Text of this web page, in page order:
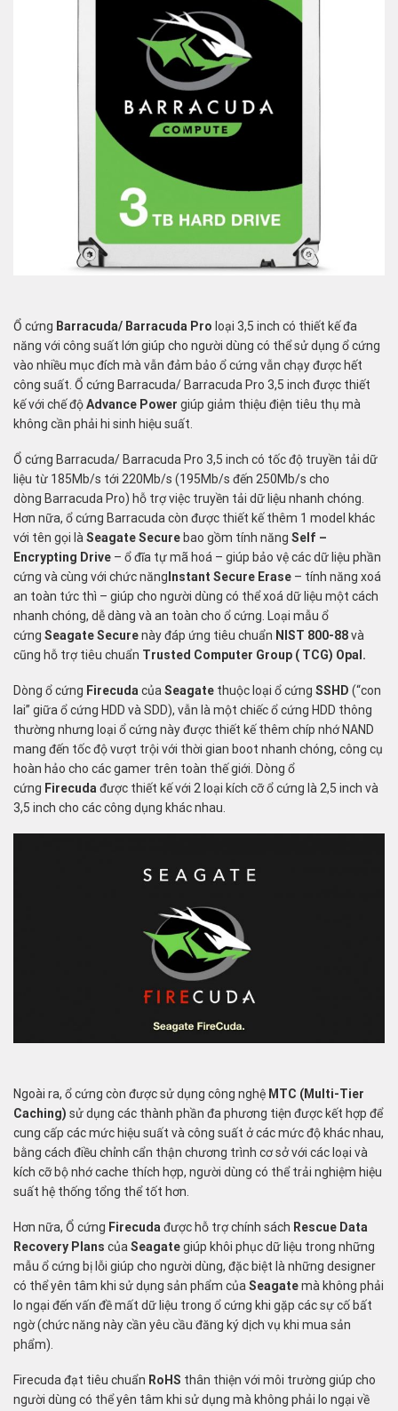
Ổ cứng Barracuda/ Barracuda Pro loại 3,5 inch có thiết kế đa
năng với công suất lớn giúp cho người dùng có thể sử dụng ổ cứng
vào nhiều mục đích mà vẫn đảm bảo ổ cứng vẫn chạy được hết
công suất. Ổ cứng Barracuda/ Barracuda Pro 3,5 inch được thiết
kế với chế độAdvance Power giúp giảm thiệu điện tiêu thụ mà
không cần phải hi sinh hiệu suất.
Ổ cứng Barracuda/ Barracuda Pro 3,5 inch có tốc độ truyền tải dữ
liệu từ 185Mb/s tới 220Mb/s (195Mb/s đến 250Mb/s cho
dòng Barracuda Pro) hỗ trợ việc truyền tải dữ liệu nhanh chóng.
Hơn nữa, ổ cứng Barracuda còn được thiết kế thêm 1 model khác
với tên gọi là Seagate Secure bao gồm tính năng Self –
Encrypting Drive – ổ đĩa tự mã hoá – giúp bảo vệ các dữ liệu phần
cứng và cùng với chức năng Instant Secure Erase – tính năng xoá
an toàn tức thì – giúp cho người dùng có thể xoá dữ liệu một cách
nhanh chóng, dễ dàng và an toàn cho ổ cứng. Loại mẫu ổ
cứng Seagate Securenày đáp ứng tiêu chuẩn NIST 800-88và
cũng hỗ trợ tiêu chuẩn Trusted Computer Group ( TCG) Opal.
Dòng ổ cứng FirecudacủaSeagate thuộc loại ổ cứng SSHD (“con
lai” giữa ổ cứng HDD và SDD), vẫn là một chiếc ổ cứng HDD thông
thường nhưng loại ổ cứng này được thiết kế thêm chíp nhớ NAND
mang đến tốc độ vượt trội với thời gian boot nhanh chóng, công cụ
hoàn hảo cho các gamer trên toàn thế giới. Dòng ổ
cứng Firecudađược thiết kế với 2 loại kích cỡ ổ cứng là 2,5 inch và
3,5 inch cho các công dụng khác nhau.
Ngoài ra, ổ cứng còn được sử dụng công nghệ MTC (Multi-Tier
Caching) sử dụng các thành phần đa phương tiện được kết hợp để
cung cấp các mức hiệu suất và công suất ở các mức độ khác nhau,
bằng cách điều chỉnh cẩn thận chương trình cơ sở với các loại và
kích cỡ bộ nhớ cache thích hợp, người dùng có thể trải nghiệm hiệu
suất hệ thống tổng thể tốt hơn.
Hơn nữa, Ổ cứng Firecudađược hỗ trợ chính sách Rescue Data
Recovery Plans củaSeagategiúp khôi phục dữ liệu trong những
mẫu ổ cứng bị lỗi giúp cho người dùng, đặc biệt là những designer
có thể yên tâm khi sử dụng sản phẩm củaSeagatemà không phải
lo ngại đến vấn đề mất dữ liệu trong ổ cứng khi gặp các sự cố bất
ngờ (chức năng này cần yêu cầu đăng ký dịch vụ khi mua sản
phẩm).
Firecuda đạt tiêu chuẩn RoHS thân thiện với môi trường giúp cho
người dùng có thể yên tâm khi sử dụng mà không phải lo ngại về